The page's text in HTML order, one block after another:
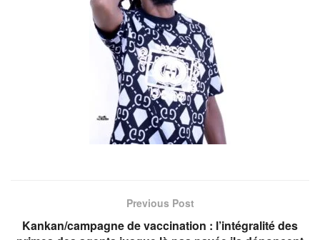
Previous Post
Kankan/campagne de vaccination : l’intégralité des